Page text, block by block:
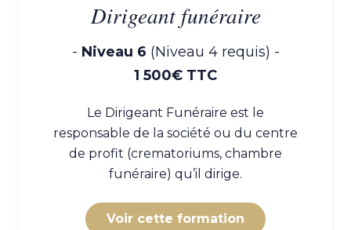
Dirigeant funéraire
- Niveau 6 (Niveau 4 requis) -
1 500€ TTC
Le Dirigeant Funéraire est le
responsable de la société ou du centre
de profit (crematoriums, chambre
funéraire) qu’il dirige.
Voir cette formation